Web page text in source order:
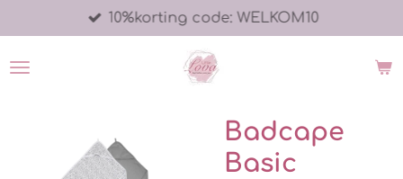
direct
naar
10%korting code: WELKOM10
Badcape
Basic